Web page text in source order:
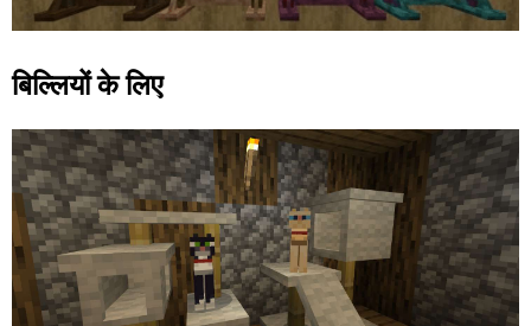
बिल्लियों के लिए